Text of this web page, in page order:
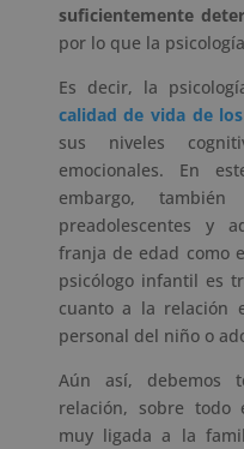
suficientemente
por lo que la
Es decir, la
calidad de vida de
sus niveles
emocionales. En
embargo,
preadolescentes y
franja de edad como
psicólogo infantil es
cuanto a la relación
personal del niño o
Aún así, debemos
relación, sobre todo
muy ligada a la